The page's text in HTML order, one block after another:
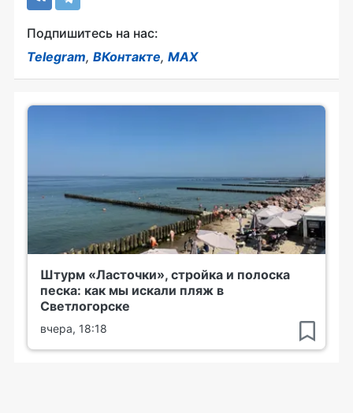
Подпишитесь на нас:
Telegram, ВКонтакте, MAX
Штурм «Ласточки», стройка и полоска
песка: как мы искали пляж в
Светлогорске
вчера, 18:18